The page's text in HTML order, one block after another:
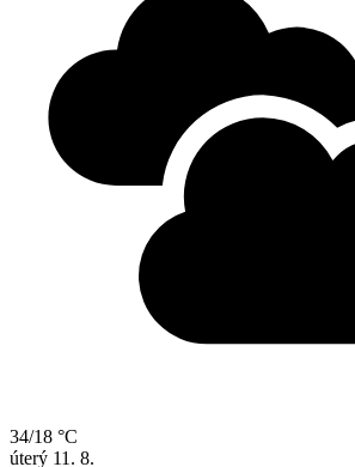
34/18 °C
úterý 11. 8.